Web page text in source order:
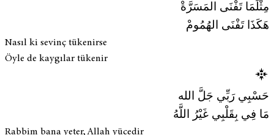
مِثْلَمَا تَفْنَى المَسَرَّةْ
هَكَذَا تَفْنَى الهُمُومْ
Nasıl ki sevinç tükenirse
Öyle de kaygılar tükenir
حَسْبِي رَبِّي جَلَّ الله
مَا فِي بِقَلْبِي غَيْرُ اللَّهُ
Rabbim bana yeter, Allah yücedir